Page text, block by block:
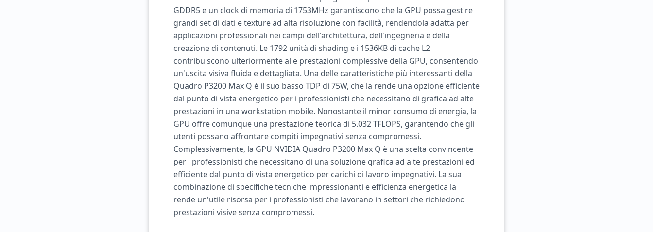
GDDR5 e un clock di memoria di 1753MHz garantiscono che la GPU possa gestire
grandi set di dati e texture ad alta risoluzione con facilità, rendendola adatta per
applicazioni professionali nei campi dell'architettura, dell'ingegneria e della
creazione di contenuti. Le 1792 unità di shading e i 1536KB di cache L2
contribuiscono ulteriormente alle prestazioni complessive della GPU, consentendo
un'uscita visiva fluida e dettagliata. Una delle caratteristiche più interessanti della
Quadro P3200 Max Q è il suo basso TDP di 75W, che la rende una opzione efficiente
dal punto di vista energetico per i professionisti che necessitano di grafica ad alte
prestazioni in una workstation mobile. Nonostante il minor consumo di energia, la
GPU offre comunque una prestazione teorica di 5.032 TFLOPS, garantendo che gli
utenti possano affrontare compiti impegnativi senza compromessi.
Complessivamente, la GPU NVIDIA Quadro P3200 Max Q è una scelta convincente
per i professionisti che necessitano di una soluzione grafica ad alte prestazioni ed
efficiente dal punto di vista energetico per carichi di lavoro impegnativi. La sua
combinazione di specifiche tecniche impressionanti e efficienza energetica la
rende un'utile risorsa per i professionisti che lavorano in settori che richiedono
prestazioni visive senza compromessi.